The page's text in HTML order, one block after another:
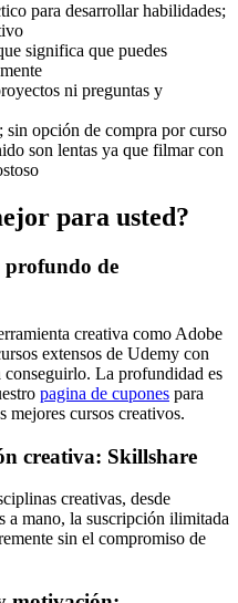
para desarrollar habilidades;
significa que puedes
ni preguntas y
sin opción de compra por curso
son lentas ya que filmar con
para usted?
profundo de
creativa como Adobe
extensos de Udemy con
conseguirlo. La profundidad es
pagina de cupones para
mejores cursos creativos.
creativa: Skillshare
creativas, desde
a mano, la suscripción ilimitada
sin el compromiso de